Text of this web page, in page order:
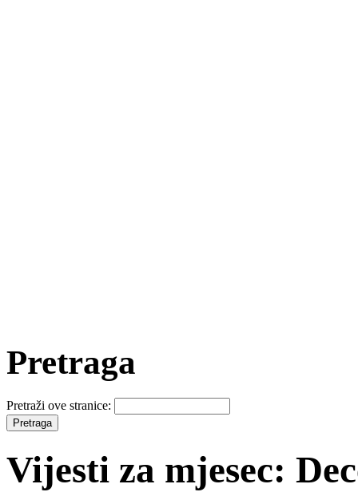
Pretraga
Pretraži ove stranice:
Vijesti za mjesec: